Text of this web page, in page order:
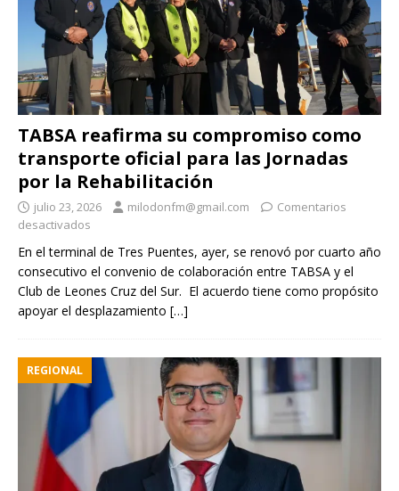
TABSA reafirma su compromiso como
transporte oficial para las Jornadas
por la Rehabilitación
julio 23, 2026 milodonfm@gmail.com
Comentarios
desactivados
En el terminal de Tres Puentes, ayer, se renovó por cuarto año
consecutivo el convenio de colaboración entre TABSA y el
Club de Leones Cruz del Sur. El acuerdo tiene como propósito
apoyar el desplazamiento […]
REGIONAL